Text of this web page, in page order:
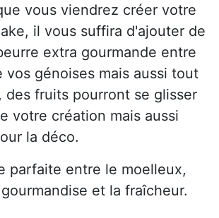
vous viendrez créer votre
il vous suffira d'ajouter de
extra gourmande entre
vos génoises mais aussi tout
des fruits pourront se glisser
votre création mais aussi
la déco.
parfaite entre le moelleux,
et la fraîcheur.